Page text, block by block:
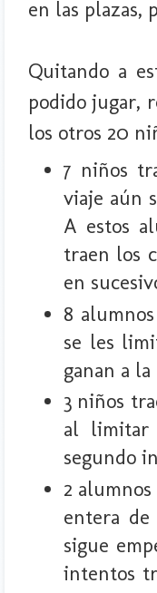
en las plazas,
Quitando a
podido jugar,
los otros 20
7 niños
viaje aún
A estos
traen los
en
8
se les
ganan a
3 niños
al limitar
segundo
2
entera
sigue
intentos